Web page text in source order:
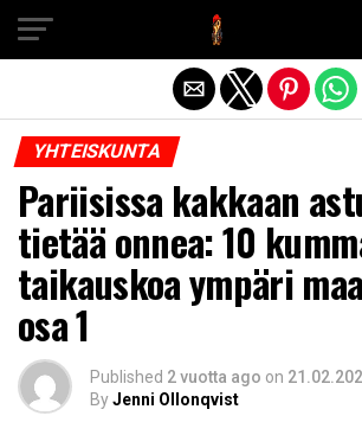
YHTEISKUNTA
Pariisissa kakkaan
tietää onnea: 10
taikauskoa ympäri
osa 1
Published 2 vuotta ago on
ByJenni Ollonqvist
Exit mobile version